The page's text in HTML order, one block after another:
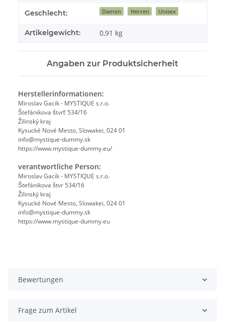
Geschlecht: Damen Herren Unisex
Artikelgewicht: 0,91 kg
Angaben zur Produktsicherheit
Herstellerinformationen:
Miroslav Gacík - MYSTIQUE s.r.o.
Štefánikova štvrť 534/16
Žilinský kraj
Kysucké Nové Mesto, Slowakei, 024 01
info@mystique-dummy.sk
https://www.mystique-dummy.eu/
verantwortliche Person:
Miroslav Gacík - MYSTIQUE s.r.o.
Štefánikova štvr 534/16
Žilinský kraj
Kysucké Nové Mesto, Slowakei, 024 01
info@mystique-dummy.sk
https://www.mystique-dummy.eu
Bewertungen
Frage zum Artikel